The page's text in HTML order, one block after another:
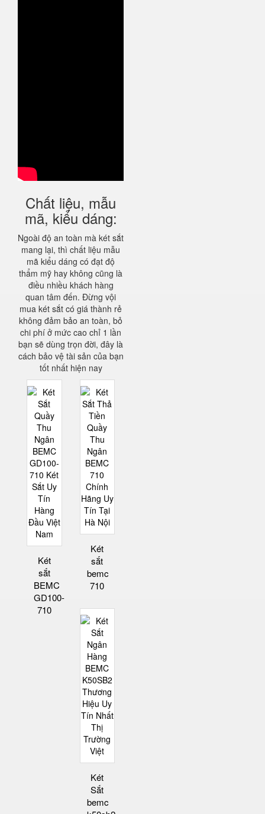
Chất liệu, mẫu
mã, kiểu dáng:
Ngoài độ an toàn mà két sắt
mang lại, thì chất liệu mẫu
mã kiểu dáng có đạt độ
thẩm mỹ hay không cũng là
điều nhiều khách hàng
quan tâm đến. Đừng vội
mua két sắt có giá thành rẻ
không đảm bảo an toàn, bỏ
chi phí ở mức cao chỉ 1 lần
bạn sẽ dùng trọn đời, đây là
cách bảo vệ tài sản của bạn
tốt nhất hiện nay
Két
sắt
BEMC
GD100-
710
Két
sắt
bemc
710
Két
Sắt
bemc